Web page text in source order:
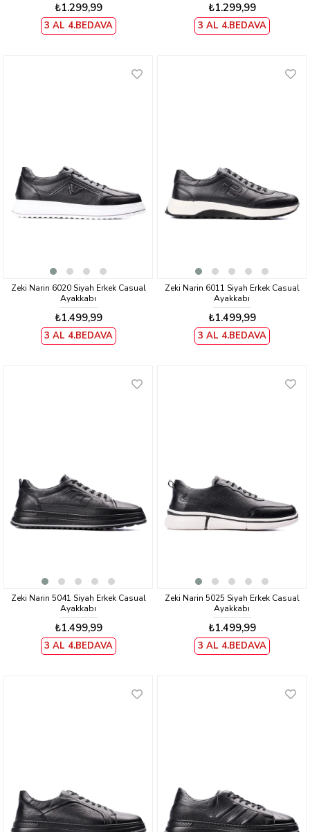
₺1.299,99
3 AL 4.BEDAVA
₺1.299,99
3 AL 4.BEDAVA
Zeki Narin 6020 Siyah Erkek Casual
Ayakkabı
₺1.499,99
3 AL 4.BEDAVA
Zeki Narin 6011 Siyah Erkek Casual
Ayakkabı
₺1.499,99
3 AL 4.BEDAVA
Zeki Narin 5041 Siyah Erkek Casual
Ayakkabı
₺1.499,99
3 AL 4.BEDAVA
Zeki Narin 5025 Siyah Erkek Casual
Ayakkabı
₺1.499,99
3 AL 4.BEDAVA